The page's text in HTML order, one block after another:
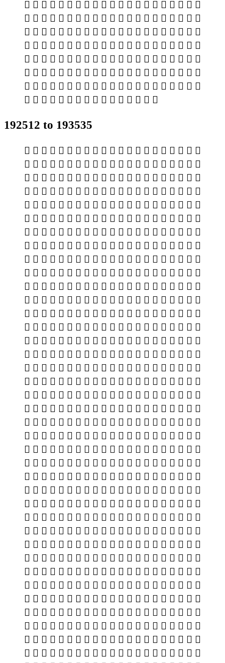
𮽝 𮽞 𮽟 𮽠 𮽡 𮽢 𮽣 𮽤 𮽥 𮽦 𮽧 𮽨 𮽩 𮽪 𮽫 𮽬 𮽭 𮽮 𮽯 𮽰 𮽱
𮽲 𮽳 𮽴 𮽵 𮽶 𮽷 𮽸 𮽹 𮽺 𮽻 𮽼 𮽽 𮽾 𮽿 𮾀 𮾁 𮾂 𮾃 𮾄 𮾅 𮾆
𮾇 𮾈 𮾉 𮾊 𮾋 𮾌 𮾍 𮾎 𮾏 𮾐 𮾑 𮾒 𮾓 𮾔 𮾕 𮾖 𮾗 𮾘 𮾙 𮾚 𮾛
𮾜 𮾝 𮾞 𮾟 𮾠 𮾡 𮾢 𮾣 𮾤 𮾥 𮾦 𮾧 𮾨 𮾩 𮾪 𮾫 𮾬 𮾭 𮾮 𮾯 𮾰
𮾱 𮾲 𮾳 𮾴 𮾵 𮾶 𮾷 𮾸 𮾹 𮾺 𮾻 𮾼 𮾽 𮾾 𮾿 𮿀 𮿁 𮿂 𮿃 𮿄 𮿅
𮿆 𮿇 𮿈 𮿉 𮿊 𮿋 𮿌 𮿍 𮿎 𮿏 𮿐 𮿑 𮿒 𮿓 𮿔 𮿕 𮿖 𮿗 𮿘 𮿙 𮿚
𮿛 𮿜 𮿝 𮿞 𮿟 𮿠 𮿡 𮿢 𮿣 𮿤 𮿥 𮿦 𮿧 𮿨 𮿩 𮿪 𮿫 𮿬 𮿭 𮿮 𮿯
𮿰 𮿱 𮿲 𮿳 𮿴 𮿵 𮿶 𮿷 𮿸 𮿹 𮿺 𮿻 𮿼 𮿽 𮿾 𮿿
192512 to 193535
𯀀 𯀁 𯀂 𯀃 𯀄 𯀅 𯀆 𯀇 𯀈 𯀉 𯀊 𯀋 𯀌 𯀍 𯀎 𯀏 𯀐 𯀑 𯀒 𯀓 𯀔
𯀕 𯀖 𯀗 𯀘 𯀙 𯀚 𯀛 𯀜 𯀝 𯀞 𯀟 𯀠 𯀡 𯀢 𯀣 𯀤 𯀥 𯀦 𯀧 𯀨 𯀩
𯀪 𯀫 𯀬 𯀭 𯀮 𯀯 𯀰 𯀱 𯀲 𯀳 𯀴 𯀵 𯀶 𯀷 𯀸 𯀹 𯀺 𯀻 𯀼 𯀽 𯀾
𯀿 𯁀 𯁁 𯁂 𯁃 𯁄 𯁅 𯁆 𯁇 𯁈 𯁉 𯁊 𯁋 𯁌 𯁍 𯁎 𯁏 𯁐 𯁑 𯁒 𯁓
𯁔 𯁕 𯁖 𯁗 𯁘 𯁙 𯁚 𯁛 𯁜 𯁝 𯁞 𯁟 𯁠 𯁡 𯁢 𯁣 𯁤 𯁥 𯁦 𯁧 𯁨
𯁩 𯁪 𯁫 𯁬 𯁭 𯁮 𯁯 𯁰 𯁱 𯁲 𯁳 𯁴 𯁵 𯁶 𯁷 𯁸 𯁹 𯁺 𯁻 𯁼 𯁽
𯁾 𯁿 𯂀 𯂁 𯂂 𯂃 𯂄 𯂅 𯂆 𯂇 𯂈 𯂉 𯂊 𯂋 𯂌 𯂍 𯂎 𯂏 𯂐 𯂑 𯂒
𯂓 𯂔 𯂕 𯂖 𯂗 𯂘 𯂙 𯂚 𯂛 𯂜 𯂝 𯂞 𯂟 𯂠 𯂡 𯂢 𯂣 𯂤 𯂥 𯂦 𯂧
𯂨 𯂩 𯂪 𯂫 𯂬 𯂭 𯂮 𯂯 𯂰 𯂱 𯂲 𯂳 𯂴 𯂵 𯂶 𯂷 𯂸 𯂹 𯂺 𯂻 𯂼
𯂽 𯂾 𯂿 𯃀 𯃁 𯃂 𯃃 𯃄 𯃅 𯃆 𯃇 𯃈 𯃉 𯃊 𯃋 𯃌 𯃍 𯃎 𯃏 𯃐 𯃑
𯃒 𯃓 𯃔 𯃕 𯃖 𯃗 𯃘 𯃙 𯃚 𯃛 𯃜 𯃝 𯃞 𯃟 𯃠 𯃡 𯃢 𯃣 𯃤 𯃥 𯃦
𯃧 𯃨 𯃩 𯃪 𯃫 𯃬 𯃭 𯃮 𯃯 𯃰 𯃱 𯃲 𯃳 𯃴 𯃵 𯃶 𯃷 𯃸 𯃹 𯃺 𯃻
𯃼 𯃽 𯃾 𯃿 𯄀 𯄁 𯄂 𯄃 𯄄 𯄅 𯄆 𯄇 𯄈 𯄉 𯄊 𯄋 𯄌 𯄍 𯄎 𯄏 𯄐
𯄑 𯄒 𯄓 𯄔 𯄕 𯄖 𯄗 𯄘 𯄙 𯄚 𯄛 𯄜 𯄝 𯄞 𯄟 𯄠 𯄡 𯄢 𯄣 𯄤 𯄥
𯄦 𯄧 𯄨 𯄩 𯄪 𯄫 𯄬 𯄭 𯄮 𯄯 𯄰 𯄱 𯄲 𯄳 𯄴 𯄵 𯄶 𯄷 𯄸 𯄹 𯄺
𯄻 𯄼 𯄽 𯄾 𯄿 𯅀 𯅁 𯅂 𯅃 𯅄 𯅅 𯅆 𯅇 𯅈 𯅉 𯅊 𯅋 𯅌 𯅍 𯅎 𯅏
𯅐 𯅑 𯅒 𯅓 𯅔 𯅕 𯅖 𯅗 𯅘 𯅙 𯅚 𯅛 𯅜 𯅝 𯅞 𯅟 𯅠 𯅡 𯅢 𯅣 𯅤
𯅥 𯅦 𯅧 𯅨 𯅩 𯅪 𯅫 𯅬 𯅭 𯅮 𯅯 𯅰 𯅱 𯅲 𯅳 𯅴 𯅵 𯅶 𯅷 𯅸 𯅹
𯅺 𯅻 𯅼 𯅽 𯅾 𯅿 𯆀 𯆁 𯆂 𯆃 𯆄 𯆅 𯆆 𯆇 𯆈 𯆉 𯆊 𯆋 𯆌 𯆍 𯆎
𯆏 𯆐 𯆑 𯆒 𯆓 𯆔 𯆕 𯆖 𯆗 𯆘 𯆙 𯆚 𯆛 𯆜 𯆝 𯆞 𯆟 𯆠 𯆡 𯆢 𯆣
𯆤 𯆥 𯆦 𯆧 𯆨 𯆩 𯆪 𯆫 𯆬 𯆭 𯆮 𯆯 𯆰 𯆱 𯆲 𯆳 𯆴 𯆵 𯆶 𯆷 𯆸
𯆹 𯆺 𯆻 𯆼 𯆽 𯆾 𯆿 𯇀 𯇁 𯇂 𯇃 𯇄 𯇅 𯇆 𯇇 𯇈 𯇉 𯇊 𯇋 𯇌 𯇍
𯇎 𯇏 𯇐 𯇑 𯇒 𯇓 𯇔 𯇕 𯇖 𯇗 𯇘 𯇙 𯇚 𯇛 𯇜 𯇝 𯇞 𯇟 𯇠 𯇡 𯇢
𯇣 𯇤 𯇥 𯇦 𯇧 𯇨 𯇩 𯇪 𯇫 𯇬 𯇭 𯇮 𯇯 𯇰 𯇱 𯇲 𯇳 𯇴 𯇵 𯇶 𯇷
𯇸 𯇹 𯇺 𯇻 𯇼 𯇽 𯇾 𯇿 𯈀 𯈁 𯈂 𯈃 𯈄 𯈅 𯈆 𯈇 𯈈 𯈉 𯈊 𯈋 𯈌
𯈍 𯈎 𯈏 𯈐 𯈑 𯈒 𯈓 𯈔 𯈕 𯈖 𯈗 𯈘 𯈙 𯈚 𯈛 𯈜 𯈝 𯈞 𯈟 𯈠 𯈡
𯈢 𯈣 𯈤 𯈥 𯈦 𯈧 𯈨 𯈩 𯈪 𯈫 𯈬 𯈭 𯈮 𯈯 𯈰 𯈱 𯈲 𯈳 𯈴 𯈵 𯈶
𯈷 𯈸 𯈹 𯈺 𯈻 𯈼 𯈽 𯈾 𯈿 𯉀 𯉁 𯉂 𯉃 𯉄 𯉅 𯉆 𯉇 𯉈 𯉉 𯉊 𯉋
𯉌 𯉍 𯉎 𯉏 𯉐 𯉑 𯉒 𯉓 𯉔 𯉕 𯉖 𯉗 𯉘 𯉙 𯉚 𯉛 𯉜 𯉝 𯉞 𯉟 𯉠
𯉡 𯉢 𯉣 𯉤 𯉥 𯉦 𯉧 𯉨 𯉩 𯉪 𯉫 𯉬 𯉭 𯉮 𯉯 𯉰 𯉱 𯉲 𯉳 𯉴 𯉵
𯉶 𯉷 𯉸 𯉹 𯉺 𯉻 𯉼 𯉽 𯉾 𯉿 𯊀 𯊁 𯊂 𯊃 𯊄 𯊅 𯊆 𯊇 𯊈 𯊉 𯊊
𯊋 𯊌 𯊍 𯊎 𯊏 𯊐 𯊑 𯊒 𯊓 𯊔 𯊕 𯊖 𯊗 𯊘 𯊙 𯊚 𯊛 𯊜 𯊝 𯊞 𯊟
𯊠 𯊡 𯊢 𯊣 𯊤 𯊥 𯊦 𯊧 𯊨 𯊩 𯊪 𯊫 𯊬 𯊭 𯊮 𯊯 𯊰 𯊱 𯊲 𯊳 𯊴
𯊵 𯊶 𯊷 𯊸 𯊹 𯊺 𯊻 𯊼 𯊽 𯊾 𯊿 𯋀 𯋁 𯋂 𯋃 𯋄 𯋅 𯋆 𯋇 𯋈 𯋉
𯋊 𯋋 𯋌 𯋍 𯋎 𯋏 𯋐 𯋑 𯋒 𯋓 𯋔 𯋕 𯋖 𯋗 𯋘 𯋙 𯋚 𯋛 𯋜 𯋝 𯋞
𯋟 𯋠 𯋡 𯋢 𯋣 𯋤 𯋥 𯋦 𯋧 𯋨 𯋩 𯋪 𯋫 𯋬 𯋭 𯋮 𯋯 𯋰 𯋱 𯋲 𯋳
𯋴 𯋵 𯋶 𯋷 𯋸 𯋹 𯋺 𯋻 𯋼 𯋽 𯋾 𯋿 𯌀 𯌁 𯌂 𯌃 𯌄 𯌅 𯌆 𯌇 𯌈
𯌉 𯌊 𯌋 𯌌 𯌍 𯌎 𯌏 𯌐 𯌑 𯌒 𯌓 𯌔 𯌕 𯌖 𯌗 𯌘 𯌙 𯌚 𯌛 𯌜 𯌝